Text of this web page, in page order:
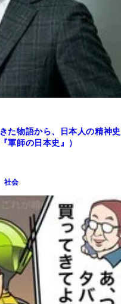
た物語から、日本人の精神史
軍師の日本史』）
社会